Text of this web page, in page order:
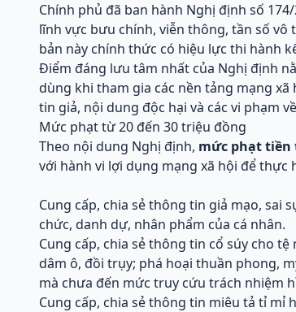
Chính phủ đã ban hành Nghị định số
lĩnh vực bưu chính, viễn thông, tần số
bản này chính thức có hiệu lực thi hành
Điểm đáng lưu tâm nhất của Nghị định
dùng khi tham gia các nền tảng mạng
tin giả, nội dung độc hại và các vi phạm
Mức phạt từ 20 đến 30 triệu đồng
Theo nội dung Nghị định, mức phạt tiền
với hành vi lợi dụng mạng xã hội để thực
Cung cấp, chia sẻ thông tin giả mạo, sai
chức, danh dự, nhân phẩm của cá nhân.
Cung cấp, chia sẻ thông tin cổ súy cho
dâm ô, đồi trụy; phá hoại thuần phong,
mà chưa đến mức truy cứu trách nhiệm
Cung cấp, chia sẻ thông tin miêu tả tỉ mỉ